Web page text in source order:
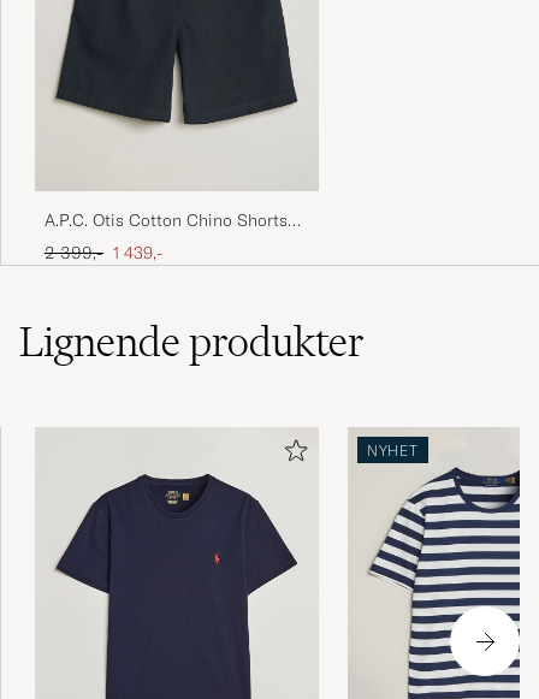
A.P.C. Otis Cotton Chino Shorts
Dark Navy
Ordinær pris
2 399,- Nedsatt pris
1 439,-
Lignendeprodukter
NYHET